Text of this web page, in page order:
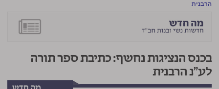
הרבנית
בכנס הנציגות נחשף: כתיבת ספר תורה
לע"נ הרבנית